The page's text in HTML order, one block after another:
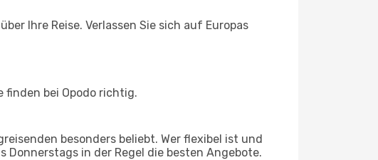
Ihre Reise. Verlassen Sie sich auf Europas
finden bei Opodo richtig.
besonders beliebt. Wer flexibel ist und
in der Regel die besten Angebote.